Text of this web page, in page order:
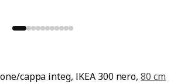
cappa integ, IKEA 300 nero,80 cm